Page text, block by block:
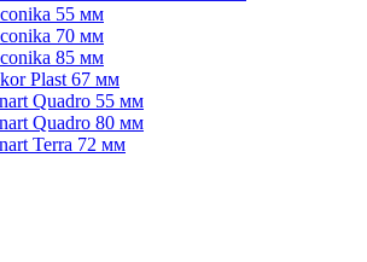
55 мм
70 мм
85 мм
Plast 67 мм
Quadro 55 мм
Quadro 80 мм
Terra 72 мм